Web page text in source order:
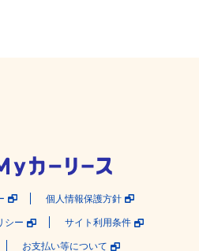
個人情報保護方針
シー サイト利用条件
お支払い等について